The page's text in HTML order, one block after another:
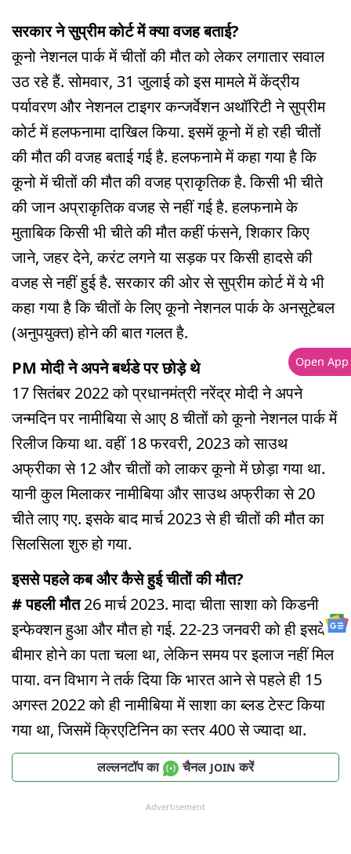
सरकार ने सुप्रीम कोर्ट में क्या वजह बताई?
कूनो नेशनल पार्क में चीतों की मौत को लेकर लगातार सवाल
उठ रहे हैं. सोमवार, 31 जुलाई को इस मामले में केंद्रीय
पर्यावरण और नेशनल टाइगर कन्जर्वेशन अथॉरिटी ने सुप्रीम
कोर्ट में हलफनामा दाखिल किया. इसमें कूनो में हो रही चीतों
की मौत की वजह बताई गई है. हलफनामे में कहा गया है कि
कूनो में चीतों की मौत की वजह प्राकृतिक है. किसी भी चीते
की जान अप्राकृतिक वजह से नहीं गई है. हलफनामे के
मुताबिक किसी भी चीते की मौत कहीं फंसने, शिकार किए
जाने, जहर देने, करंट लगने या सड़क पर किसी हादसे की
वजह से नहीं हुई है. सरकार की ओर से सुप्रीम कोर्ट में ये भी
कहा गया है कि चीतों के लिए कूनो नेशनल पार्क के अनसूटेबल
(अनुपयुक्त) होने की बात गलत है.
PM मोदी ने अपने बर्थडे पर छोड़े थे
17 सितंबर 2022 को प्रधानमंत्री नरेंद्र मोदी ने अपने
जन्मदिन पर नामीबिया से आए 8 चीतों को कूनो नेशनल पार्क में
रिलीज किया था. वहीं 18 फरवरी, 2023 को साउथ
अफ्रीका से 12 और चीतों को लाकर कूनो में छोड़ा गया था.
यानी कुल मिलाकर नामीबिया और साउथ अफ्रीका से 20
चीते लाए गए. इसके बाद मार्च 2023 से ही चीतों की मौत का
सिलसिला शुरु हो गया.
इससे पहले कब और कैसे हुई चीतों की मौत?
# पहली मौत26 मार्च 2023. मादा चीता साशा को किडनी
इन्फेक्शन हुआ और मौत हो गई. 22-23 जनवरी को ही इसके
बीमार होने का पता चला था, लेकिन समय पर इलाज नहीं मिल
पाया. वन विभाग ने तर्क दिया कि भारत‌ आने से पहले ही 15
अगस्त 2022 को ही नामीबिया में साशा का ब्लड टेस्ट किया
गया था, जिसमें क्रिएटिनिन का स्तर 400 से ज्यादा था.
लल्लनटॉप का चैनल JOIN करें
Advertisement
Open App